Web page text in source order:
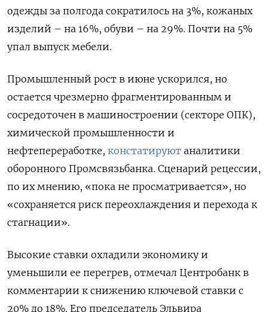
одежды за полгода сократилось на 3%, кожаных
изделий – на 16%, обуви – на 29%. Почти на 5%
упал выпуск мебели.
Промышленный рост в июне ускорился, но
остается чрезмерно фрагментированным и
сосредоточен в машиностроении (секторе ОПК),
химической промышленности и
нефтепереработке, констатируют аналитики
оборонного Промсвязьбанка. Сценарий рецессии,
по их мнению, «пока не просматривается», но
«сохраняется риск переохлаждения и перехода к
стагнации».
Высокие ставки охладили экономику и
уменьшили ее перегрев, отмечал Центробанк в
комментарии к снижению ключевой ставки с
20% до 18%. Его председатель Эльвира